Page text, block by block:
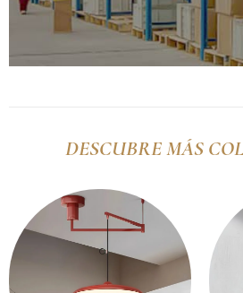
DESCUBRE MÁS